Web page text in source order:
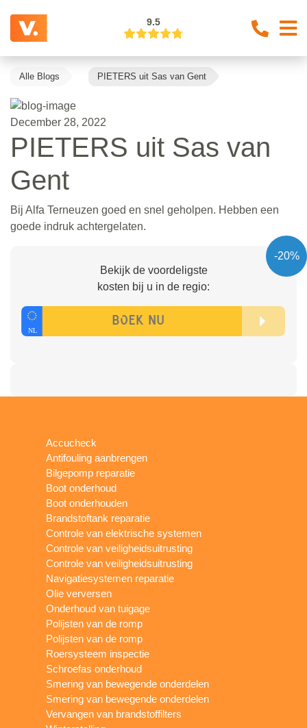
9.5
Alle Blogs PIETERS uit Sas van Gent
December 28, 2022
PIETERS uit Sas van
Gent
Bij Alfa Terneuzen goed en snel geholpen. Hebben een
goede indruk achtergelaten.
-20%
Bekijk de voordeligste
kosten bij u in de regio:
Accucheck
Antifouling aanbrengen
Bilgepomp reparatie
Boot onderhoud
Boot onderhouden
Brandstoftank reparatie
Controle van elektrische systemen
Controle van veiligheidsuitrusting
Controle van veiligheidsuitrusting
Navigatiesystemen reparatie
Olie verversen
Onderhoud van tuigage
Polijsten van de romp
Polijsten van de romp
Roersysteem inspectie
Schroefas onderhoud
Smering van bewegende onderdelen
Smering van bewegende onderdelen
Vervangen van brandstoffilters